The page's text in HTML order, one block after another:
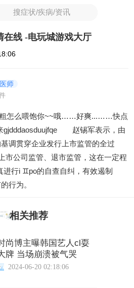
搜症状/疾病/资讯
在线 -电玩城游戏大厅
师
么喂饱你~~哦……好爽...……快点
gjdddaosduujfqe 赵锡军表示，由
调贯穿企业发行上市监管的全过
市公司监管、退市监管，这在一定程
行i ♊po的自查自纠，有效遏制
行为。
相关推荐
尚博主曝韩国艺人cl耍
牌 当场崩溃被气哭
2024-06-20 02:18:06